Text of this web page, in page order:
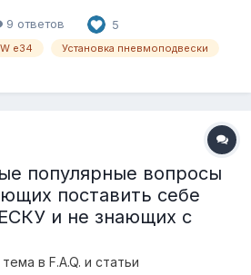
ходовой части автомобиля.
следующее общее устройство
-упр...
9 ответов 5
e34 Установка пневмоподвески
популярные вопросы
поставить себе
и не знающих с
тема в F.A.Q. и статьи